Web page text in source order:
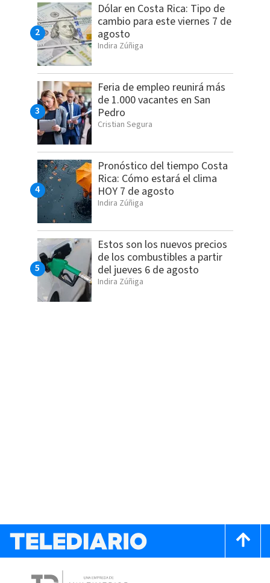
Dólar en Costa Rica: Tipo de
cambio para este viernes 7 de
agosto
Indira Zúñiga
Feria de empleo reunirá más
de 1.000 vacantes en San
Pedro
Cristian Segura
Pronóstico del tiempo Costa
Rica: Cómo estará el clima
HOY 7 de agosto
Indira Zúñiga
Estos son los nuevos precios
de los combustibles a partir
del jueves 6 de agosto
Indira Zúñiga